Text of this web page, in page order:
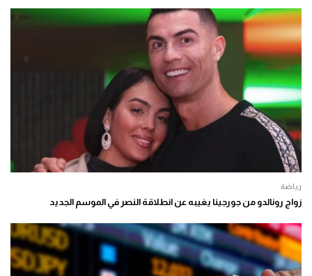
رياضة
زواج رونالدو من جورجينا يغيبه عن انطلاقة النصر في الموسم الجديد